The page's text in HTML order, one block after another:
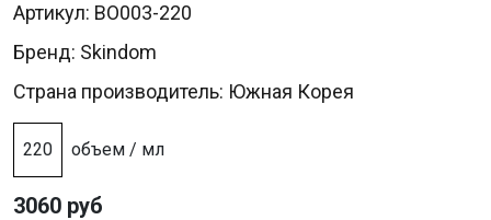
Артикул: BO003-220
Бренд: Skindom
Страна производитель: Южная Корея
220 объем / мл
3060 руб